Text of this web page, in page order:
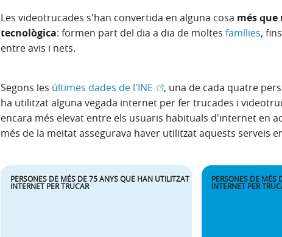
Les videotrucades s'han convertida en alguna cosa més
tecnològica: formen part del dia a dia de moltes famílies,
entre avis i nets.
Segons les últimes dades de l'INE (Obre en finestra nova)
, una de cada quatre
ha utilitzat alguna vegada internet per fer trucades i
encara més elevat entre els usuaris habituals d'internet en
més de la meitat assegurava haver utilitzat aquests serveis
PERSONES DE MÉS DE 75 ANYS QUE HAN UTILITZAT
INTERNET PER TRUCAR
PERSONES DE MÉS
INTERNET PER